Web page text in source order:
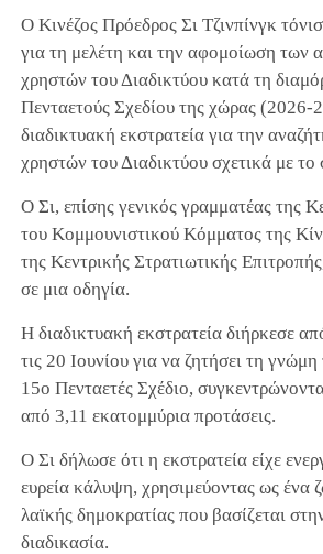
Ο Κινέζος Πρόεδρος Σι Τζινπίνγκ
για τη μελέτη και την αφομοίωση των
χρηστών του Διαδικτύου κατά τη
Πενταετούς Σχεδίου της χώρας (2026-
διαδικτυακή εκστρατεία για την
χρηστών του Διαδικτύου σχετικά με το
Ο Σι, επίσης γενικός γραμματέας της
του Κομμουνιστικού Κόμματος της
της Κεντρικής Στρατιωτικής
σε μια οδηγία.
Η διαδικτυακή εκστρατεία διήρκεσε
τις 20 Ιουνίου για να ζητήσει τη
15ο Πενταετές Σχέδιο,
από 3,11 εκατομμύρια προτάσεις.
Ο Σι δήλωσε ότι η εκστρατεία είχε
ευρεία κάλυψη, χρησιμεύοντας ως ένα
λαϊκής δημοκρατίας που βασίζεται
διαδικασία.